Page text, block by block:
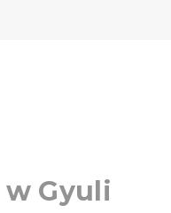
Gyuli